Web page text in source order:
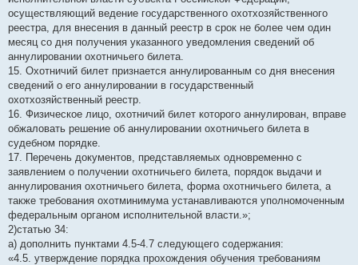
осуществляющий ведение государственного охотхозяйственного
реестра, для внесения в данный реестр в срок не более чем один
месяц со дня получения указанного уведомления сведений об
аннулировании охотничьего билета.
15. Охотничий билет признается аннулированным со дня внесения
сведений о его аннулировании в государственный
охотхозяйственный реестр.
16. Физическое лицо, охотничий билет которого аннулирован, вправе
обжаловать решение об аннулировании охотничьего билета в
судебном порядке.
17. Перечень документов, представляемых одновременно с
заявлением о получении охотничьего билета, порядок выдачи и
аннулирования охотничьего билета, форма охотничьего билета, а
также требования охотминимума устанавливаются уполномоченным
федеральным органом исполнительной власти.»;
2)статью 34:
а) дополнить пунктами 4.5-4.7 следующего содержания:
«4.5. утверждение порядка прохождения обучения требованиям